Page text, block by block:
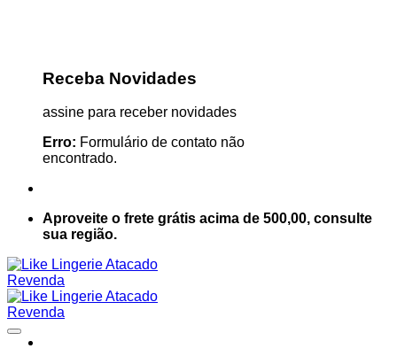
Receba Novidades
assine para receber novidades
Erro: Formulário de contato não
encontrado.
Aproveite o frete grátis acima de 500,00, consulte
sua região.